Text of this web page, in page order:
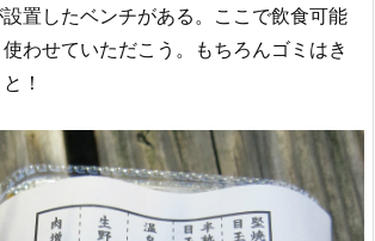
置したベンチがある。ここで飲食可能
わせていただこう。もちろんゴミはき
！